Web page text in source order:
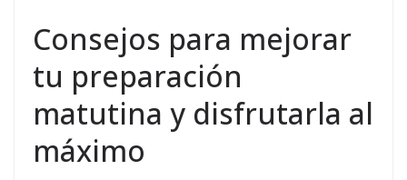
Consejos para mejorar
tu preparación
matutina y disfrutarla al
máximo